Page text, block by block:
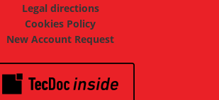
Legal directions
Cookies Policy
New Account Request